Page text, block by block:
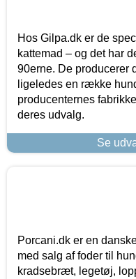
Hos Gilpa.dk er de
kattemad – og det har
90erne. De producerer
ligeledes en række
producenternes
deres udvalg.
Se
Porcani.dk er en
med salg af foder til
kradsebræt, legetøj,